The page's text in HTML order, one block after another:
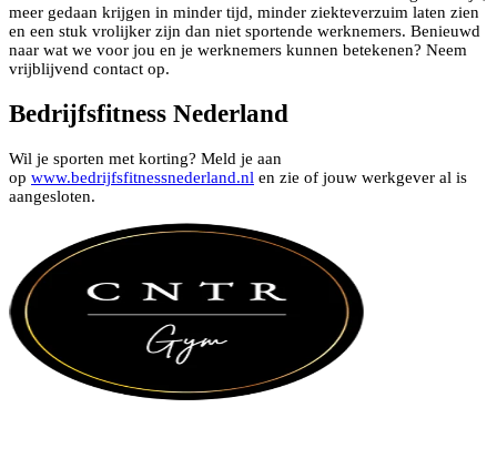
meer gedaan krijgen in minder tijd, minder ziekteverzuim laten zien
en een stuk vrolijker zijn dan niet sportende werknemers. Benieuwd
naar wat we voor jou en je werknemers kunnen betekenen? Neem
vrijblijvend contact op.
Bedrijfsfitness Nederland
Wil je sporten met korting? Meld je aan
op www.bedrijfsfitnessnederland.nl en zie of jouw werkgever al is
aangesloten.